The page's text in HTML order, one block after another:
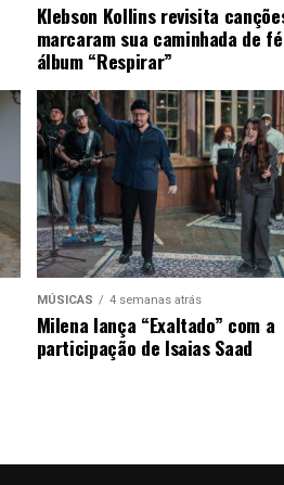
Klebson Kollins revisita
marcaram sua caminhada de
álbum “Respirar”
MÚSICAS 4 semanas atrás
Milena lança “Exaltado” com a
participação de Isaias Saad